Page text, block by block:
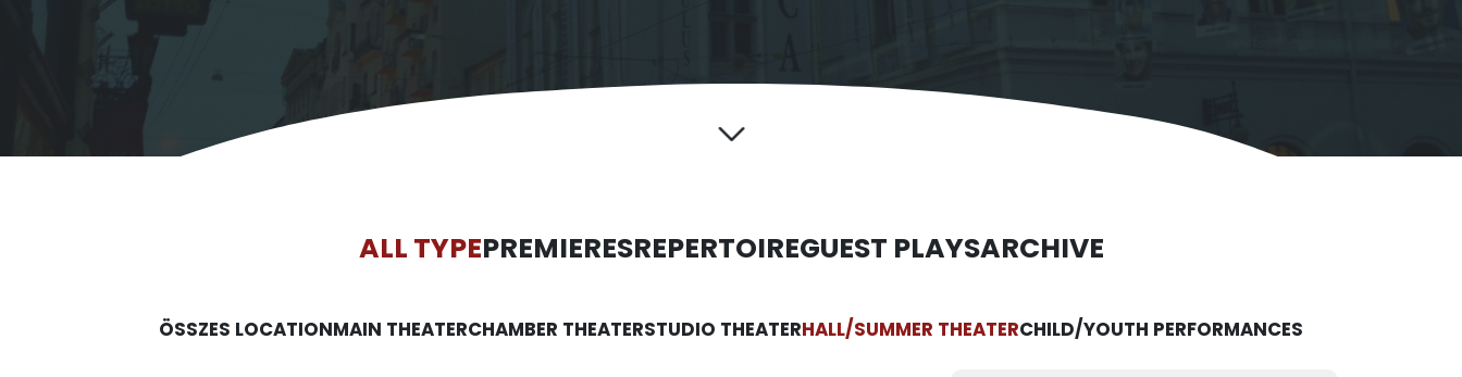
ALL TYPEPREMIERESREPERTOIREGUEST PLAYSARCHIVE
ÖSSZES LOCATIONMAIN THEATERCHAMBER THEATERSTUDIO THEATERHALL/SUMMER THEATERCHILD/YOUTH PERFORMANCES